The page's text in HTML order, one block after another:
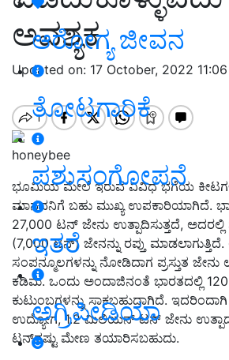
ಆರೋಗ್ಯ ಜೀವನ
ತೋಟಗಾರಿಕೆ
ಪಶುಸಂಗೋಪನೆ
ಇತರೆ
ಅಗ್ರಿಪೀಡಿಯಾ
ಅವಶ್ಯಕ
Updated on: 17 October, 2022
honeybee
ಭೂಮಿಯ ಮೇಲೆ ಇರುವ ವಿವಿಧ ಭಗೆಯ
ಮಾನವನಿಗೆ ಬಹು ಮುಖ್ಯ ಉಪಕಾರಿಯಾಗಿದೆ.
27,000 ಟನ್ ಜೇನು ಉತ್ಪಾದಿಸುತ್ತದೆ, ಅದರಲ್ಲಿ
(7,000 ಟನ್) ಜೇನನ್ನು ರಪ್ತು
ಸಂಪನ್ಮೂಲಗಳನ್ನು ನೋಡಿದಾಗ ಪ್ರಸ್ತುತ ಜೇನು
ಕಡಿಮೆ. ಒಂದು ಅಂದಾಜಿನಂತೆ ಭಾರತದಲ್ಲಿ
ಕುಟುಂಬಗಳನ್ನು ಸಾಕಬಹುದಾಗಿದೆ.
ಉದ್ಯೋಗ, 1.2 ಮಿಲಿಯನ್ ಟನ್ ಜೇನು
ಟನ್‌ನಷ್ಟು ಮೇಣ ತಯಾರಿಸಬಹುದು.